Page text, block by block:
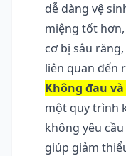
dễ dàng vệ
miệng tốt
cơ bị sâu
liên quan đến
Không đau
một quy trình
không yêu
giúp giảm